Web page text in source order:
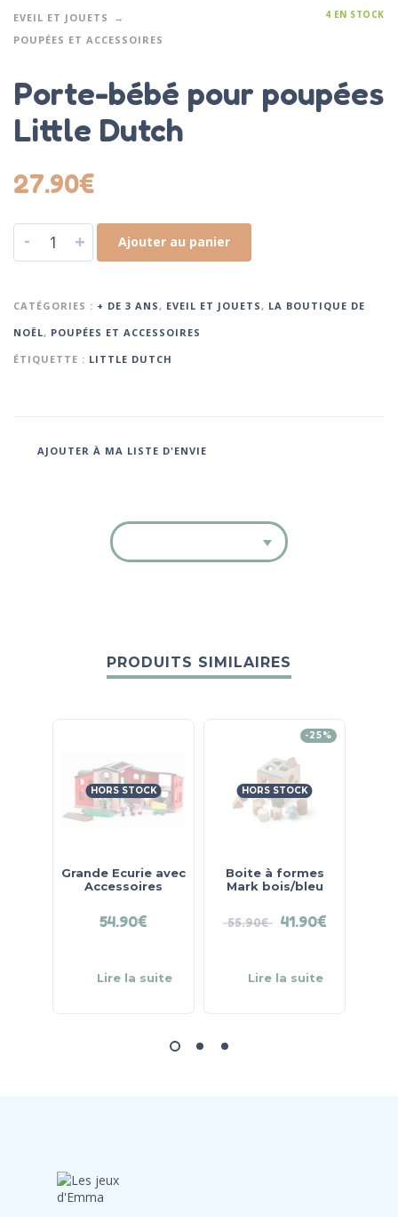
EVEIL ET JOUETS
POUPÉES ET ACCESSOIRES
4 EN STOCK
Porte-bébé pour poupées
Little Dutch
27.90€
- + Ajouter au panier
CATÉGORIES : + DE 3 ANS, EVEIL ET JOUETS, LA BOUTIQUE DE
NOËL, POUPÉES ET ACCESSOIRES
ÉTIQUETTE : LITTLE DUTCH
AJOUTER À MA LISTE D'ENVIE
PRODUITS SIMILAIRES
HORS STOCK
Grande Ecurie avec
Accessoires
54.90€
Lire la suite
-25%
HORS STOCK
Boite à formes
Mark bois/bleu
55.90€ 41.90€
Lire la suite